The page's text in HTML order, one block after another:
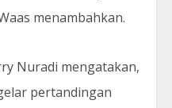
menambahkan.
Nuradi mengatakan,
pertandingan